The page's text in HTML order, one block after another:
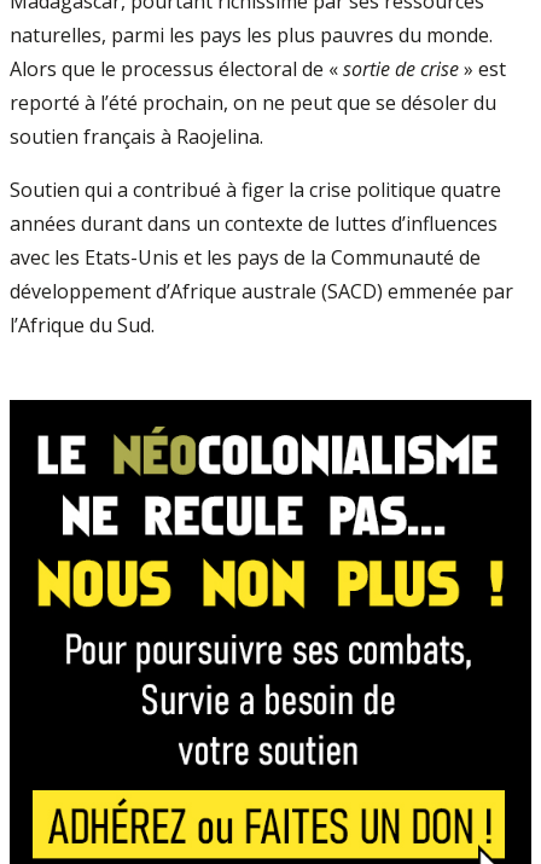
naturelles, parmi les pays les plus pauvres du monde.
Alors que le processus électoral de «sortie de crise» est
reporté à l’été prochain, on ne peut que se désoler du
soutien français à Raojelina.
Soutien qui a contribué à figer la crise politique quatre
années durant dans un contexte de luttes d’influences
avec les Etats-Unis et les pays de la Communauté de
développement d’Afrique australe (SACD) emmenée par
l’Afrique du Sud.